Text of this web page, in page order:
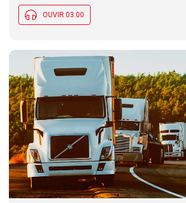
OUVIR 03:00